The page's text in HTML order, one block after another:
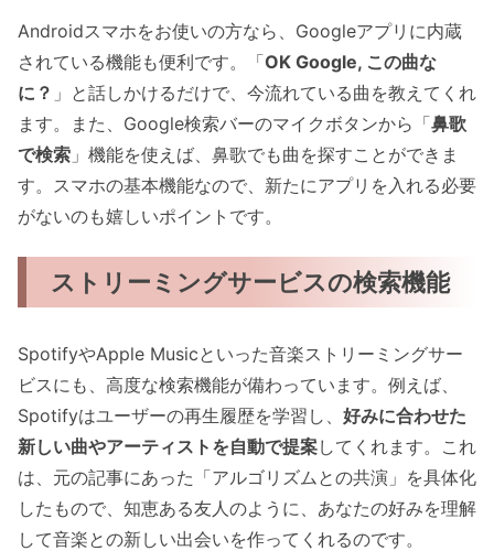
Androidスマホをお使いの方なら、Googleアプリに内蔵
されている機能も便利です。「OK Google, この曲な
に？ 」と話しかけるだけで、今流れている曲を教えてくれ
ます。また、Google検索バーのマイクボタンから「鼻歌
で検索 」機能を使えば、鼻歌でも曲を探すことができま
す。スマホの基本機能なので、新たにアプリを入れる必要
がないのも嬉しいポイントです。
ストリーミングサービスの検索機能
SpotifyやApple Musicといった音楽ストリーミングサー
ビスにも、高度な検索機能が備わっています。例えば、
Spotifyはユーザーの再生履歴を学習し、 好みに合わせた
新しい曲やアーティストを自動で提案してくれます。これ
は、元の記事にあった「アルゴリズムとの共演」を具体化
したもので、知恵ある友人のように、あなたの好みを理解
して音楽との新しい出会いを作ってくれるのです。